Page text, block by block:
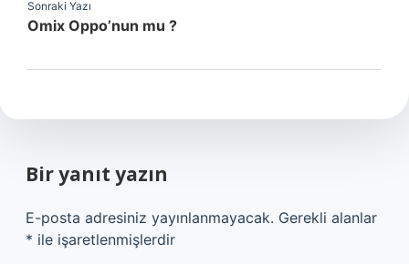
Sonraki Yazı
Omix Oppo’nun mu ?
Bir yanıt yazın
E-posta adresiniz yayınlanmayacak. Gerekli alanlar
* ile işaretlenmişlerdir